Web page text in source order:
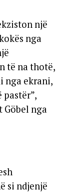
një
nga
të na thotë,
nga ekrani,
nga
si ndjenjë